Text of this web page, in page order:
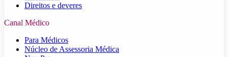
Direitos e deveres
Canal Médico
Para Médicos
Núcleo de Assessoria Médica